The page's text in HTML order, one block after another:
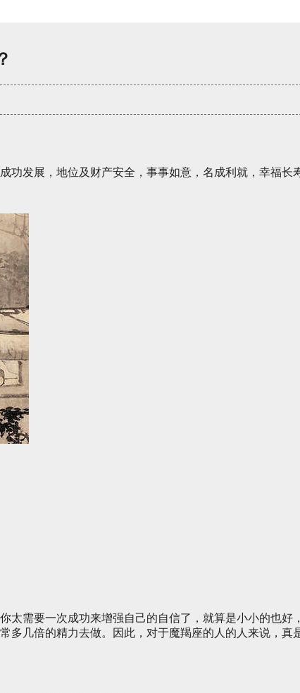
功发展，地位及财产安全，事事如意，名成利就，幸福长
太需要一次成功来增强自己的自信了，就算是小小的也好
多几倍的精力去做。因此，对于魔羯座的人的人来说，真